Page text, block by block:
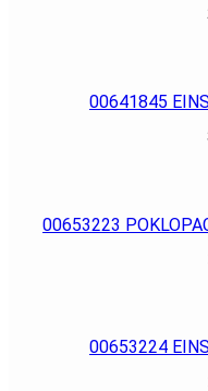
00641845
00653223
00653224